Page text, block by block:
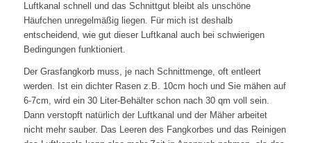
Luftkanal schnell und das Schnittgut bleibt als unschöne
Häufchen unregelmäßig liegen. Für mich ist deshalb
entscheidend, wie gut dieser Luftkanal auch bei schwierigen
Bedingungen funktioniert.
Der Grasfangkorb muss, je nach Schnittmenge, oft entleert
werden. Ist ein dichter Rasen z.B. 10cm hoch und Sie mähen auf
6-7cm, wird ein 30 Liter-Behälter schon nach 30 qm voll sein.
Dann verstopft natürlich der Luftkanal und der Mäher arbeitet
nicht mehr sau­ber. Das Leeren des Fangkorbes und das Reinigen